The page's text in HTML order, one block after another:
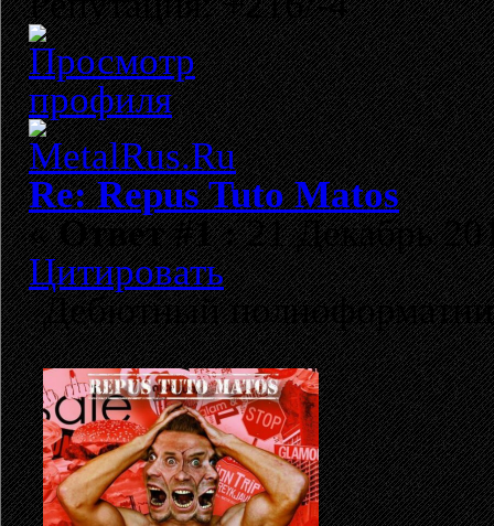
Re: Repus Tuto Matos
«Ответ #1 :21 Декабрь
Цитировать
Дебютный